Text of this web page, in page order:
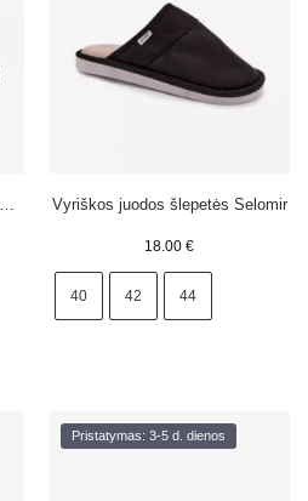
Vyriškos juodos šlepetės Selomir
18.00 €
40 42 44
Pristatymas: 3-5 d. dienos